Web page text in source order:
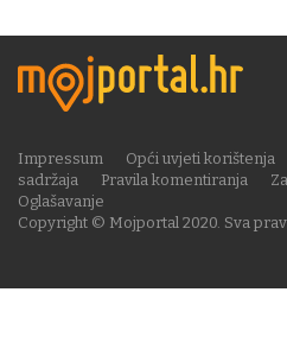
Copyright © Mojportal 2020. Sva
Impressum Opći uvjeti korištenja
sadržaja
Pravila komentiranja
Oglašavanje